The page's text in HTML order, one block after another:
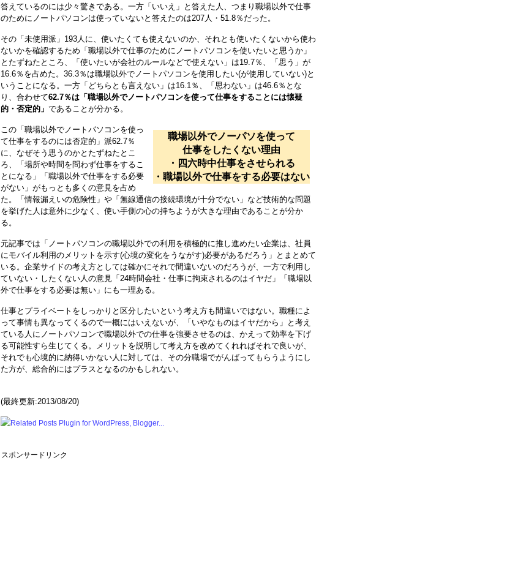
答えているのには少々驚きである。一方「いいえ」と答えた人、つまり職場以外で仕事
のためにノートパソコンは使っていないと答えたのは207人・51.8％だった。
その「未使用派」193人に、使いたくても使えないのか、それとも使いたくないから使わ
ないかを確認するため「職場以外で仕事のためにノートパソコンを使いたいと思うか」
とたずねたところ、「使いたいが会社のルールなどで使えない」は19.7％、「思う」が
16.6％を占めた。36.3％は職場以外でノートパソコンを使用したい(が使用していない)と
いうことになる。一方「どちらとも言えない」は16.1％、「思わない」は46.6％とな
り、合わせて62.7％は「職場以外でノートパソコンを使って仕事をすることには懐疑
的・否定的」 であることが分かる。
職場以外でノーパソを使って
仕事をしたくない理由
・四六時中仕事をさせられる
・職場以外で仕事をする必要はない
この「職場以外でノートパソコンを使っ
て仕事をするのには否定的」派62.7％
に、なぜそう思うのかとたずねたとこ
ろ、「場所や時間を問わず仕事をするこ
とになる」「職場以外で仕事をする必要
がない」がもっとも多くの意見を占め
た。「情報漏えいの危険性」や「無線通信の接続環境が十分でない」など技術的な問題
を挙げた人は意外に少なく、使い手側の心の持ちようが大きな理由であることが分か
る。
元記事では「ノートパソコンの職場以外での利用を積極的に推し進めたい企業は、社員
にモバイル利用のメリットを示す(心境の変化をうながす)必要があるだろう」とまとめて
いる。企業サイドの考え方としては確かにそれで間違いないのだろうが、一方で利用し
ていない・したくない人の意見「24時間会社・仕事に拘束されるのはイヤだ」「職場以
外で仕事をする必要は無い」にも一理ある。
仕事とプライベートをしっかりと区分したいという考え方も間違いではない。職種によ
って事情も異なってくるので一概にはいえないが、「いやなものはイヤだから」と考え
ている人にノートパソコンで職場以外での仕事を強要させるのは、かえって効率を下げ
る可能性すら生じてくる。メリットを説明して考え方を改めてくれればそれで良いが、
それでも心境的に納得いかない人に対しては、その分職場でがんばってもらうようにし
た方が、総合的にはプラスとなるのかもしれない。
(最終更新:2013/08/20)
スポンサードリンク